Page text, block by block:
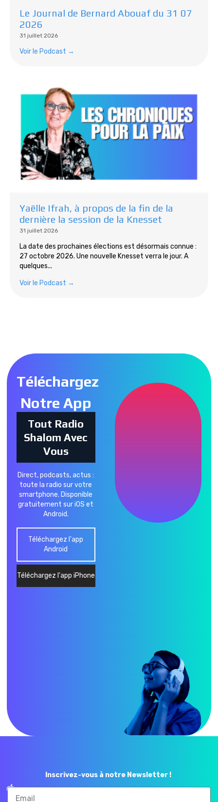
Le Journal de Bernard Abouaf du 31 07
2026
31 juillet 2026
Voir le Podcast →
Yaëlle Ifrah, à propos de la fin de la
dernière la session de la Knesset
31 juillet 2026
La date des prochaines élections est désormais connue :
27 octobre 2026. Une nouvelle Knesset verra le jour. A
quelques...
Voir le Podcast →
Téléchargez
Notre App
Tout Radio
Shalom Avec
Vous
Direct, podcasts, actus :
toute la radio sur votre
smartphone. Disponible
gratuitement sur iOS et
Android.
Téléchargez l'app
Android
Téléchargez l'app iPhone
Inscrivez-vous à notre Newsletter !